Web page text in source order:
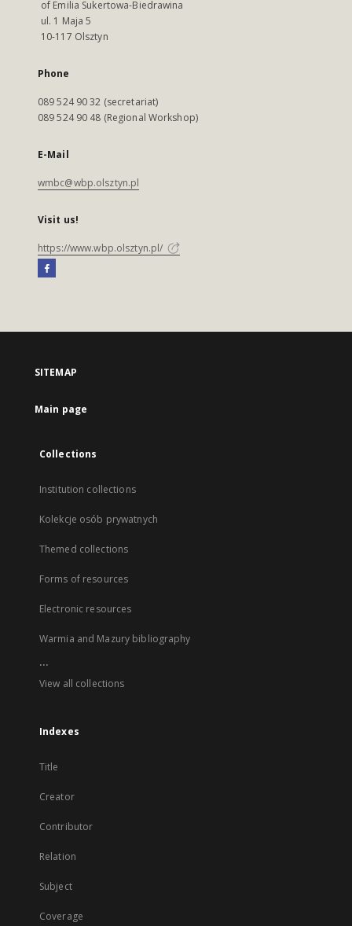
of Emilia Sukertowa-Biedrawina
ul. 1 Maja 5
10-117 Olsztyn
Phone
089 524 90 32 (secretariat)
089 524 90 48 (Regional Workshop)
E-Mail
wmbc@wbp.olsztyn.pl
Visit us!
https://www.wbp.olsztyn.pl/
SITEMAP
Main page
Collections
Institution collections
Kolekcje osób prywatnych
Themed collections
Forms of resources
Electronic resources
Warmia and Mazury bibliography
...
View all collections
Indexes
Title
Creator
Contributor
Relation
Subject
Coverage